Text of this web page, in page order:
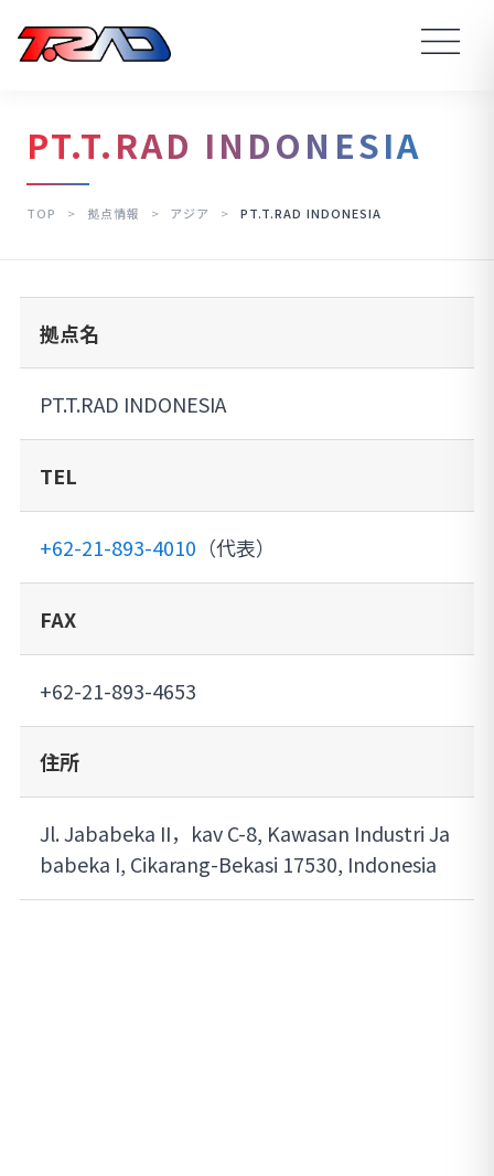
PT.T.RAD INDONESIA
TOP > 拠点情報 > アジア > PT.T.RAD INDONESIA
拠点名
PT.T.RAD INDONESIA
TEL
+62-21-893-4010 （代表）
FAX
+62-21-893-4653
住所
Jl. Jababeka II，kav C-8, Kawasan Industri Ja
babeka I, Cikarang-Bekasi 17530, Indonesia